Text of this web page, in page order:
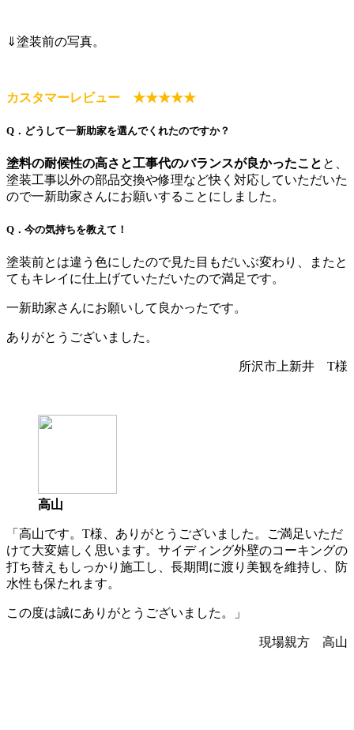
⇓塗装前の写真。
カスタマーレビュー ★★★★★
Q．どうして一新助家を選んでくれたのですか？
塗料の耐候性の高さと工事代のバランスが良かったこと と、
塗装工事以外の部品交換や修理など快く対応していただいた
ので一新助家さんにお願いすることにしました。
Q．今の気持ちを教えて！
塗装前とは違う色にしたので見た目もだいぶ変わり、またと
てもキレイに仕上げていただいたので満足です。
一新助家さんにお願いして良かったです。
ありがとうございました。
所沢市上新井 T様
高山
「高山です。T様、ありがとうございました。ご満足いただ
けて大変嬉しく思います。サイディング外壁のコーキングの
打ち替えもしっかり施工し、長期間に渡り美観を維持し、防
水性も保たれます。
この度は誠にありがとうございました。」
現場親方 高山